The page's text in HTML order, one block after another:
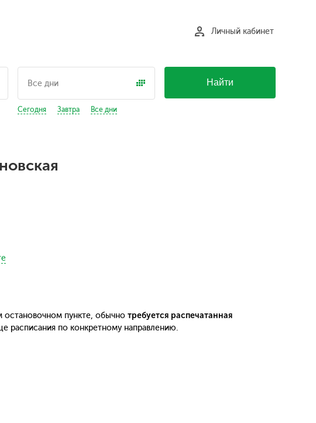
Личный кабинет
Сегодня Завтра Все дни
Найти
остановочном пункте, обычно требуется распечатанная
расписания по конкретному направлению.